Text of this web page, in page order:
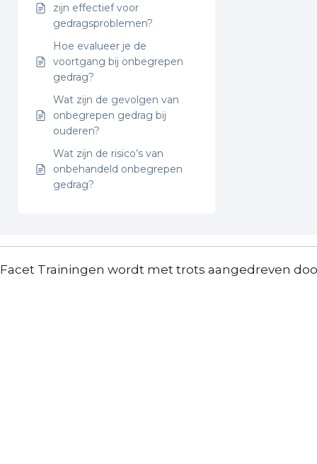
zijn effectief voor
gedragsproblemen?
Hoe evalueer je de
voortgang bij onbegrepen
gedrag?
Wat zijn de gevolgen van
onbegrepen gedrag bij
ouderen?
Wat zijn de risico’s van
onbehandeld onbegrepen
gedrag?
Facet Trainingen wordt met trots aangedreven